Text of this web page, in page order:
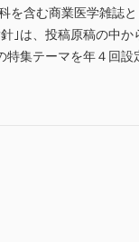
を含む商業医学雑誌
｣は、投稿原稿の中か
集テーマを年４回設